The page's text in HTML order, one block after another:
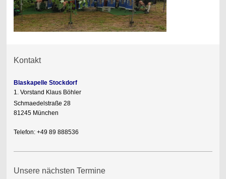
Kontakt
Blaskapelle Stockdorf
1. Vorstand Klaus Böhler
Schmaedelstraße 28
81245 München
Telefon: +49 89 888536
Unsere nächsten Termine